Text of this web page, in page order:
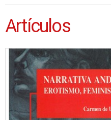
Artículos